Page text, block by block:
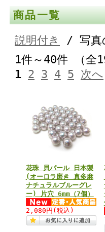
商品一覧
説明付き
/ 写真
1件～40件 （
1 2 3 4 5 次へ
花珠 貝パール 日本製
(オーロラ磨き 真多麻
ナチュラルブルーグレ
ー) 片穴 6mm（7個）
2,080円 (税込)